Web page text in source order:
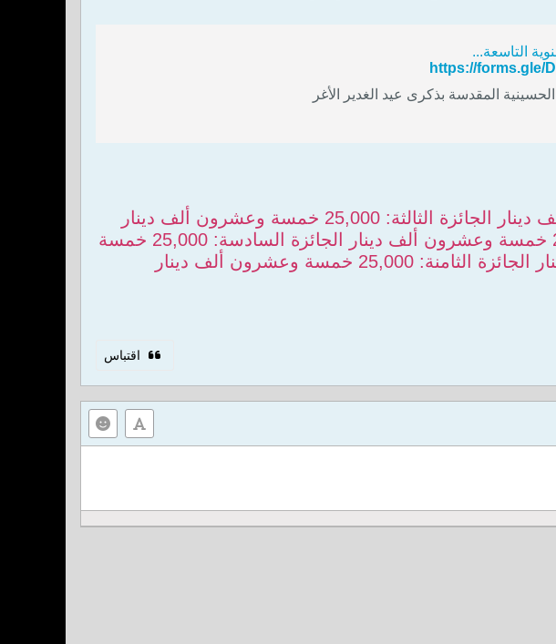
التاسعة...
https://forms.gle/
المقدسة بذكرى عيد الغدير الأغر
الجائزة الأولى: 100,000 مائة ألف دينار الجائزة الثانية: 50,000 خمسون ألف دينار الجائزة الثالثة: 25,000 خمسة وعشرون ألف دينار
الجائزة الرابعة: 25,000 خمسة وعشرون ألف دينار الجائزة الخامسة: 25,000 خمسة وعشرون ألف دينار الجائزة السادسة: 25,000 خمسة
اقتباس